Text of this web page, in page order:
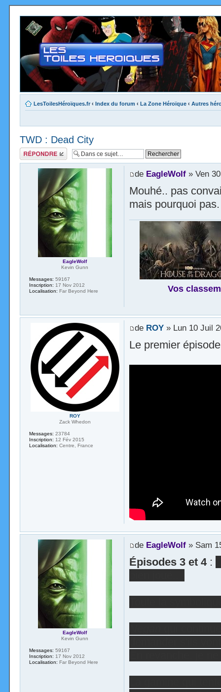
LesToilesHéroïques.fr ‹ Index du forum ‹ La Zone Héroïque ‹ Autres
TWD : Dead City
Répondre
de EagleWolf» Ven
Mouhé.. pas
mais pourquoi pas.
Vos
EagleWolf
Kevin Gunn
Messages: 59167
Inscription: 17 Nov 2012
Localisation: Far Beyond Here
de ROY» Lun 10 Juil
Le premier
ROY
Zack Whedon
Messages: 23784
Inscription: 12 Fév 2015
Localisation: Centre, France
de EagleWolf» Sam
Épisodes 3 et 4:
EagleWolf
Kevin Gunn
Messages: 59167
Inscription: 17 Nov 2012
Localisation: Far Beyond Here